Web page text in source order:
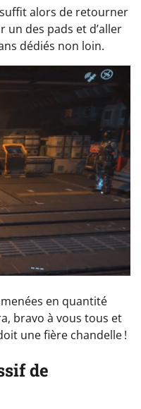
alors de retourner
un des pads et d’aller
dédiés non loin.
en quantité
bravo à vous tous et
une fière chandelle !
de